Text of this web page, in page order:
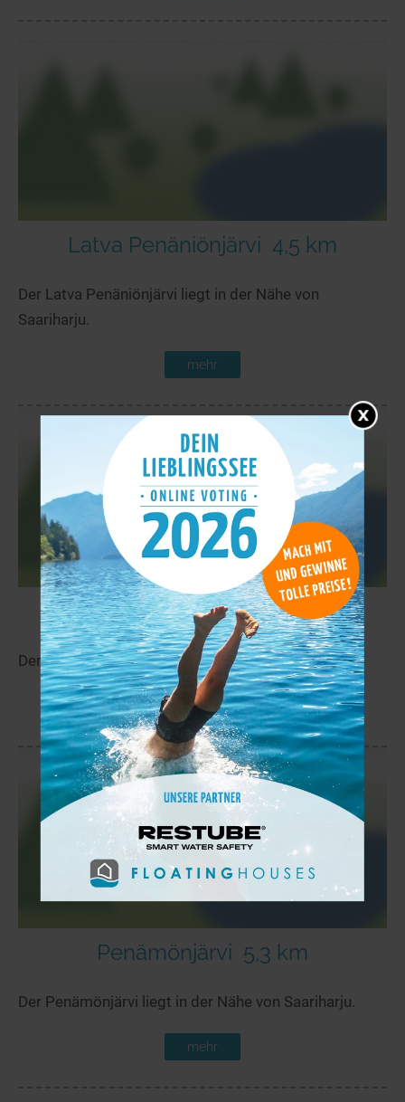
Latva Penäniönjärvi 4,5 km
Der Latva Penäniönjärvi liegt in der Nähe von
Saariharju.
mehr
Rytijärvi 4,8 km
Der Rytijärvi liegt in der Nähe von Saariharju.
mehr
Penämönjärvi 5,3 km
Der Penämönjärvi liegt in der Nähe von Saariharju.
mehr